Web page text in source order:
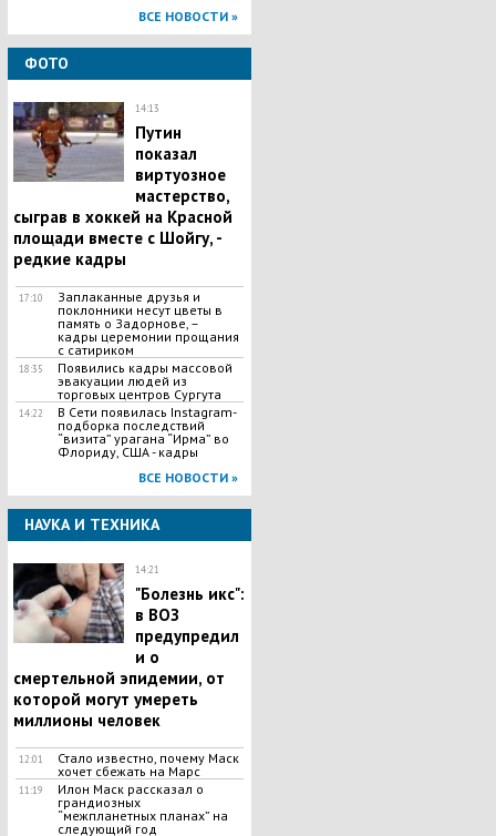
ВСЕ НОВОСТИ »
ФОТО
14:13
Путин
показал
виртуозное
мастерство,
сыграв в хоккей на Красной
площади вместе с Шойгу, -
редкие кадры
17:10
Заплаканные друзья и
поклонники несут цветы в
память о Задорнове, –
кадры церемонии прощания
с сатириком
18:35
Появились кадры массовой
эвакуации людей из
торговых центров Сургута
14:22
В Сети появилась Іnstagram-
подборка последствий
“визита” урагана “Ирма” во
Флориду, США - кадры
ВСЕ НОВОСТИ »
НАУКА И ТЕХНИКА
14:21
"Болезнь икс":
в ВОЗ
предупредил
и о
смертельной эпидемии, от
которой могут умереть
миллионы человек
12:01
Стало известно, почему Маск
хочет сбежать на Марс
11:19
Илон Маск рассказал о
грандиозных
“межпланетных планах” на
следующий год